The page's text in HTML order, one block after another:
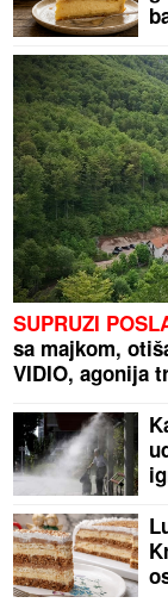
SUPRUZI
sa majkom,
VIDIO, agonija